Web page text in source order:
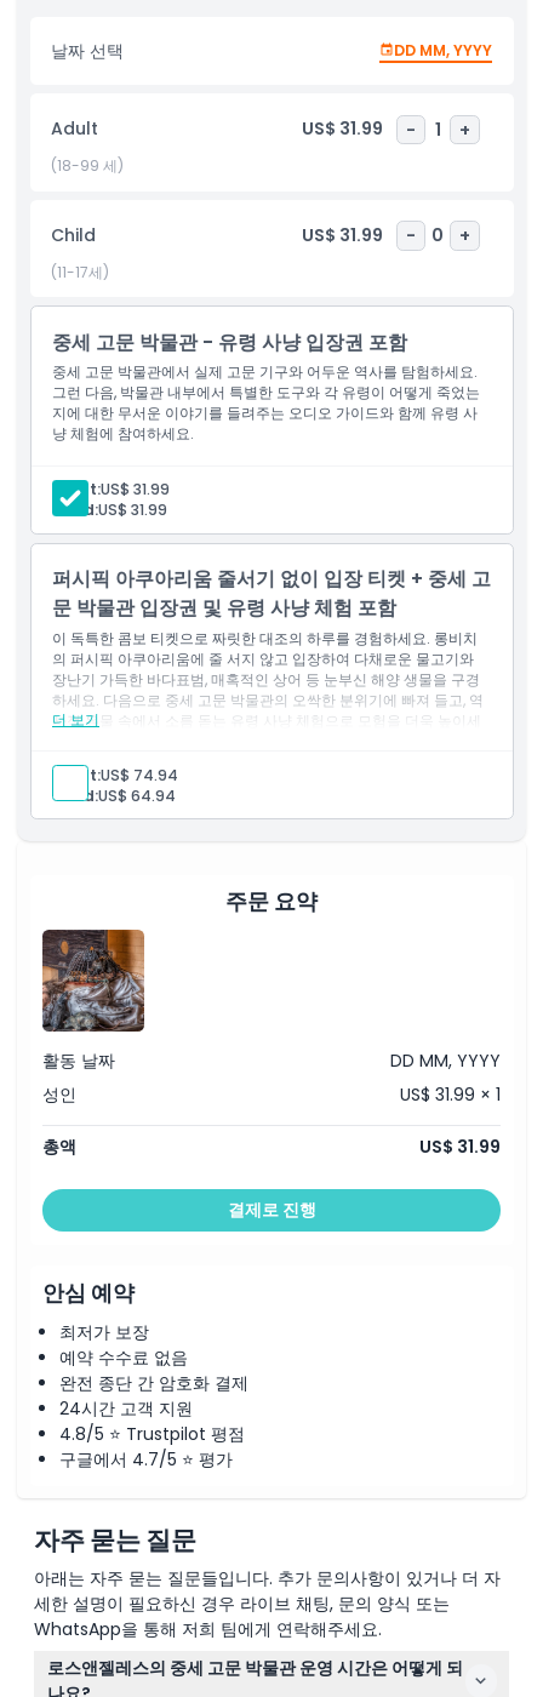
있습니다. 정보가 담긴 명판과 몰입형 오디오 가이드는 역사적 배경
과 그러한 잔혹함이 번성할 수 있게 한 사회 구조를 설명합니다. 아
습니다. 이 반드시 봐야 할 로스앤젤레스 명소는 역사 애호가, 진범
범죄 열성 팬, 그리고 인간 본성의 어두운 면에 흥미를 가진 모든 이
에게 완벽합니다. 또한 정의와 인권의 측면에서 사회가 얼마나 발전
순히 과거의 공포를 전시하는 곳이 아니라 공감, 인식, 그리고 진보의
중요성을 상기시키는 장소입니다. 현지인이든 도시를 방문 중이든,
로스앤젤레스의 중세 고문 박물관은 소름 끼치면서도 깊이 풍부한
로스앤젤레스 중심부에서 펼쳐지는 이 역사적인 소름 끼치는 탐험을
놓치지 마세요.
하이라이트
포함 사항
아동 성인 정책
운영 시간
알아야 할 사항
위치
날짜 선택 DD MM, YYYY
Adult US$ 31.99 - 1 +
(18-99 세)
Child US$ 31.99 - 0 +
(11-17세)
중세 고문 박물관 - 유령 사냥 입장권 포함
중세 고문 박물관에서 실제 고문 기구와 어두운 역사를 탐험하세요.
그런 다음, 박물관 내부에서 특별한 도구와 각 유령이 어떻게 죽었는
지에 대한 무서운 이야기를 들려주는 오디오 가이드와 함께 유령 사
냥 체험에 참여하세요.
Adult:US$ 31.99
Child:US$ 31.99
퍼시픽 아쿠아리움 줄서기 없이 입장 티켓 + 중세 고
문 박물관 입장권 및 유령 사냥 체험 포함
이 독특한 콤보 티켓으로 짜릿한 대조의 하루를 경험하세요. 롱비치
의 퍼시픽 아쿠아리움에 줄 서지 않고 입장하여 다채로운 물고기와
장난기 가득한 바다표범, 매혹적인 상어 등 눈부신 해양 생물을 구경
하세요. 다음으로 중세 고문 박물관의 오싹한 분위기에 빠져 들고, 역
사적 유물 속에서 소름 돋는 유령 사냥 체험으로 모험을 더욱 높이세
경험입니다.
더 보기
Adult:US$ 74.94
Child:US$ 64.94
주문 요약
활동 날짜
DD MM, YYYY
성인
US$ 31.99 × 1
총액 US$ 31.99
결제로 진행
안심 예약
최저가 보장
예약 수수료 없음
완전 종단 간 암호화 결제
24시간 고객 지원
4.8/5 ⭐ Trustpilot 평점
구글에서 4.7/5 ⭐ 평가
자주 묻는 질문
아래는 자주 묻는 질문들입니다. 추가 문의사항이 있거나 더 자
세한 설명이 필요하신 경우 라이브 채팅, 문의 양식 또는
WhatsApp을 통해 저희 팀에게 연락해주세요.
로스앤젤레스의 중세 고문 박물관 운영 시간은 어떻게 되